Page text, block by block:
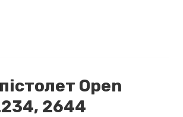
Open
2644